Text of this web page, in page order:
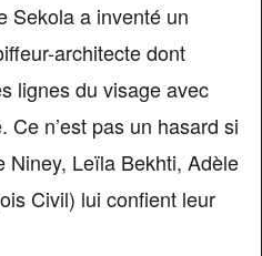
Sekola a inventé un
architecte dont
lignes du visage avec
n’est pas un hasard si
Niney, Leïla Bekhti, Adèle
Civil) lui confient leur